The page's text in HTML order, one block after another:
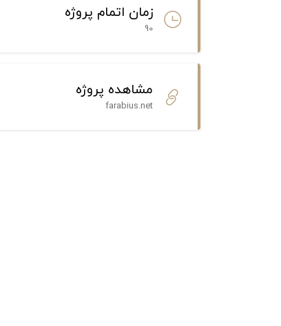
زمان اتمام پروژه
90
مشاهده پروژه
farabius.net